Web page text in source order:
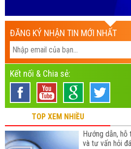
ĐĂNG KÝ NHẬN TIN MỚI NHẤT
Kết nối & Chia sẻ:
TOP XEM NHIỀU
Hướng dẫn,
và tư vấn hỏi